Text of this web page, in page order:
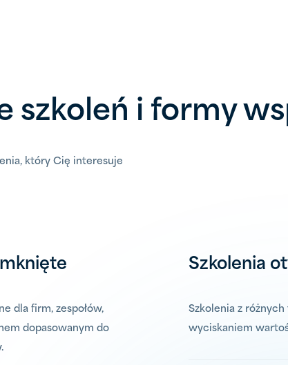
szkoleń i formy
który Cię interesuje
dla firm, zespołów,
dopasowanym do
Szkolenia
Szkolenia z
wyciskaniem